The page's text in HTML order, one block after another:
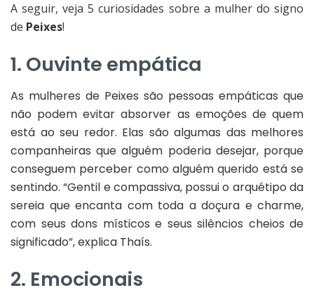
A seguir, veja 5 curiosidades sobre a mulher do signo
de Peixes!
1. Ouvinte empática
As mulheres de Peixes são pessoas empáticas que
não podem evitar absorver as emoções de quem
está ao seu redor. Elas são algumas das melhores
companheiras que alguém poderia desejar, porque
conseguem perceber como alguém querido está se
sentindo. “Gentil e compassiva, possui o arquétipo da
sereia que encanta com toda a doçura e charme,
com seus dons místicos e seus silêncios cheios de
significado”, explica Thaís.
2. Emocionais